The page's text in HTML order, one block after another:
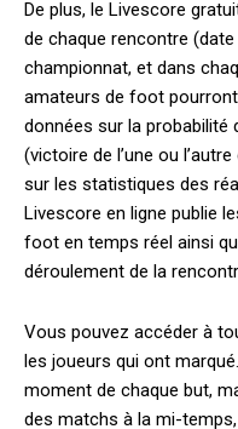
De plus, le Livescore
de chaque rencontre
championnat, et dans
amateurs de foot
données sur la probabilité
(victoire de l’une ou
sur les statistiques des
Livescore en ligne publie
foot en temps réel ainsi
déroulement de la
Vous pouvez accéder à
les joueurs qui ont
moment de chaque but,
des matchs à la mi-